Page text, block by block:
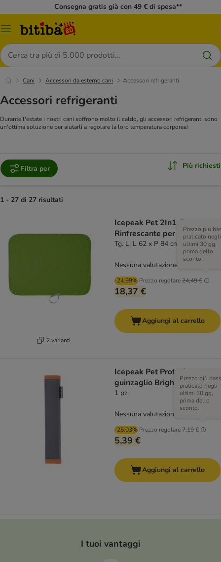
Consegna gratis già con 49 € di spesa**
Overview
Cerca
Cani Accessori da esterno cani Accessori refrigeranti
Accessori refrigeranti
Durante l'estate i nostri cani soffrono molto il caldo, gli accessori refrigeranti sono
un'ottima soluzione per aiutarli a regolare la loro temperatura corporea!
Filtra per Più richiesti
1 - 27 di 27 risultati
2 varianti
Icepeak Pet 2In1 Coperta
Rinfrescante per cani, verde
Tg. L: L 62 x P 84 cm
-24.99% Prezzo regolare24,49 €
Prezzo più
praticato negli
ultimi 30 gg,
prima dello
sconto.
18,37 €
Nessuna valutazione
Aggiungi al carrello
Icepeak Pet Protezione per
guinzaglio Brightly Tube
1 pz
-25.03% Prezzo regolare7,19 €
Prezzo più
praticato negli
ultimi 30 gg,
prima dello
sconto.
5,39 €
Nessuna valutazione
Aggiungi al carrello
I tuoi vantaggi